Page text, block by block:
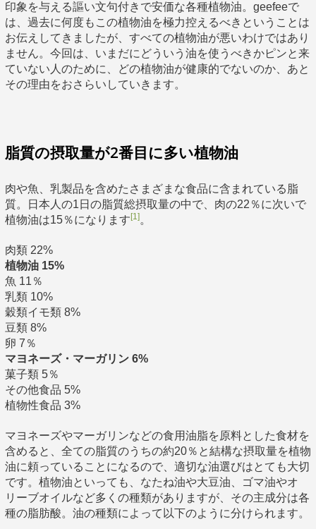
印象を与える謳い文句付きで安価な各種植物油。geefeeで
は、過去に何度もこの植物油を極力控えるべきということは
お伝えしてきましたが、すべての植物油が悪いわけではあり
ません。今回は、いまだにどういう油を使うべきかピンと来
ていない人のために、どの植物油が健康的でないのか、あと
その理由をおさらいしていきます。
脂質の摂取量が2番目に多い植物油
肉や魚、乳製品を含めたさまざまな食品に含まれている脂
質。日本人の1日の脂質総摂取量の中で、肉の22％に次いで
植物油は15％になります [1]。
肉類 22%
植物油 15%
魚 11％
乳類 10%
穀類イモ類 8%
豆類 8%
卵 7％
マヨネーズ・マーガリン 6%
菓子類 5％
その他食品 5%
植物性食品 3%
マヨネーズやマーガリンなどの食用油脂を原料とした食材を
含めると、全ての脂質のうちの約20％と結構な摂取量を植物
油に頼っていることになるので、適切な油選びはとても大切
です。植物油といっても、なたね油や大豆油、ゴマ油やオ
リーブオイルなど多くの種類がありますが、その主成分は各
種の脂肪酸。油の種類によって以下のように分けられます。